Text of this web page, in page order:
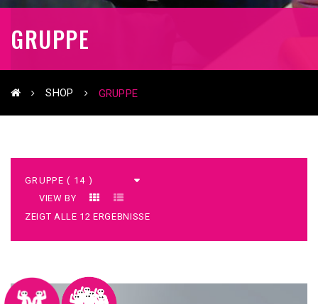
GRUPPE
SHOP GRUPPE
VIEW BY
ZEIGT ALLE 12 ERGEBNISSE